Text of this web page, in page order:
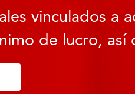
vinculados a
de lucro, así